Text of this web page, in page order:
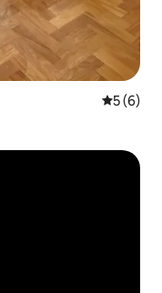
平均评分
5 (6)